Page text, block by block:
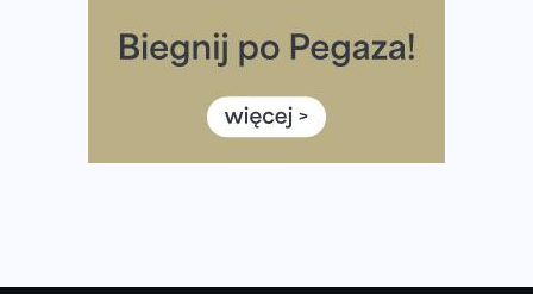
Rozbiegany Olsztyn szykuje się na weekend z
Już w tę sobotę 35. Bieg Powstania Warszawskiego.
Wystartuje rekordowa liczba uczestników